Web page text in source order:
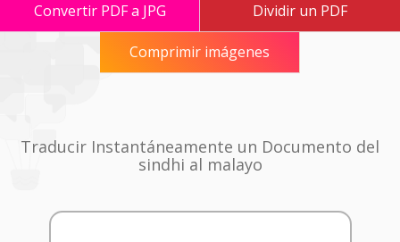
Convertir PDF a JPG Dividir un PDF
Comprimir imágenes
Traducir Instantáneamente un Documento del
sindhi al malayo